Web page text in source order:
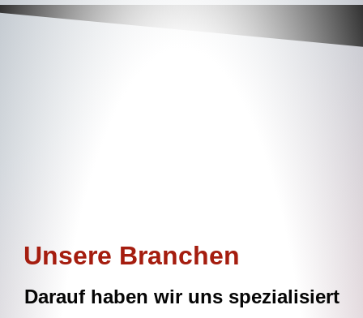
Unsere Branchen
Darauf haben wir uns spezialisiert